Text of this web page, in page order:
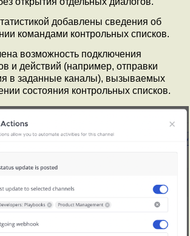
добавлены сведения об
командами контрольных списков.
возможность подключения
и действий (например, отправки
в заданные каналы), вызываемых
состояния контрольных списков.